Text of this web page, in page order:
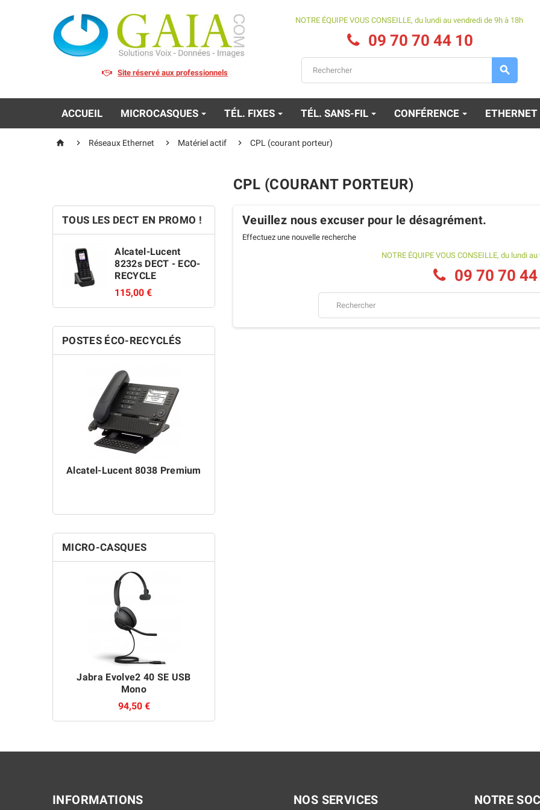
Site réservé aux professionnels
NOTRE ÉQUIPE VOUS CONSEILLE, du lundi au vendredi de 9h à 18h
09 70 70 44 10

ACCUEIL MICROCASQUES TÉL. FIXES TÉL. SANS-FIL CONFÉRENCE ETHERNET
  Réseaux Ethernet  Matériel actif  CPL (courant porteur)
TOUS LES DECT EN PROMO !
Alcatel-Lucent
8232s DECT - ECO-
RECYCLE
115,00 €
Mitel 622d V2
192,00 €
POSTES ÉCO-RECYCLÉS
Alcatel-Lucent 8038 Premium
MICRO-CASQUES
Jabra Evolve2 40 SE USB
Mono
94,50 €
CPL (COURANT PORTEUR)
Veuillez nous excuser pour le désagrément.
Effectuez une nouvelle recherche
NOTRE ÉQUIPE VOUS CONSEILLE, du lundi
09 70 70
INFORMATIONS NOS SERVICES NOTRE